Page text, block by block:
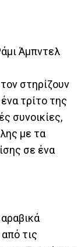
Άμπντελ
στηρίζουν
τρίτο της
συνοικίες,
με τα
σε ένα
τις